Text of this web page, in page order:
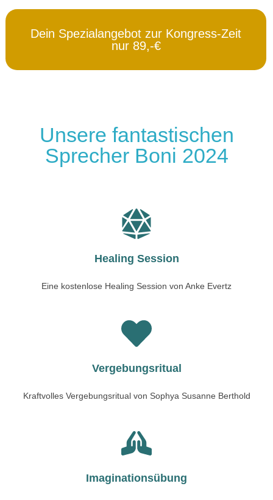
Dein Spezialangebot zur Kongress-Zeit
nur 89,-€
Unsere fantastischen
Sprecher Boni 2024
Healing Session
Eine kostenlose Healing Session von Anke Evertz
Vergebungsritual
Kraftvolles Vergebungsritual von Sophya Susanne Berthold
Imaginationsübung